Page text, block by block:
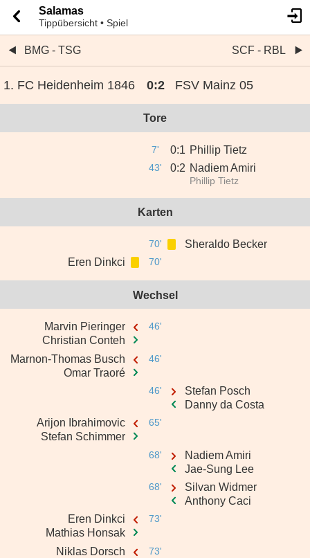
Salamas
Tippübersicht • Spiel
BMG - TSG SCF - RBL
1. FC Heidenheim 1846 0:2 FSV Mainz 05
Tore
7' 0:1 Phillip Tietz
43' 0:2 Nadiem Amiri
Phillip Tietz
Karten
70'
Sheraldo Becker
Eren Dinkci
70'
Wechsel
Marvin Pieringer
Christian Conteh
46'
Marnon-Thomas Busch
Omar Traoré
46'
46'
Stefan Posch
Danny da Costa
Arijon Ibrahimovic
Stefan Schimmer
65'
68'
Nadiem Amiri
Jae-Sung Lee
68'
Silvan Widmer
Anthony Caci
Eren Dinkci
Mathias Honsak
73'
Niklas Dorsch
73'